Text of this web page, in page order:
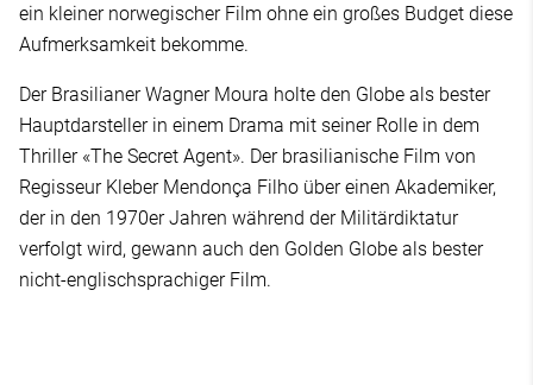
ein kleiner norwegischer Film ohne ein großes Budget diese
Aufmerksamkeit bekomme.
Der Brasilianer Wagner Moura holte den Globe als bester
Hauptdarsteller in einem Drama mit seiner Rolle in dem
Thriller «The Secret Agent». Der brasilianische Film von
Regisseur Kleber Mendonça Filho über einen Akademiker,
der in den 1970er Jahren während der Militärdiktatur
verfolgt wird, gewann auch den Golden Globe als bester
nicht-englischsprachiger Film.